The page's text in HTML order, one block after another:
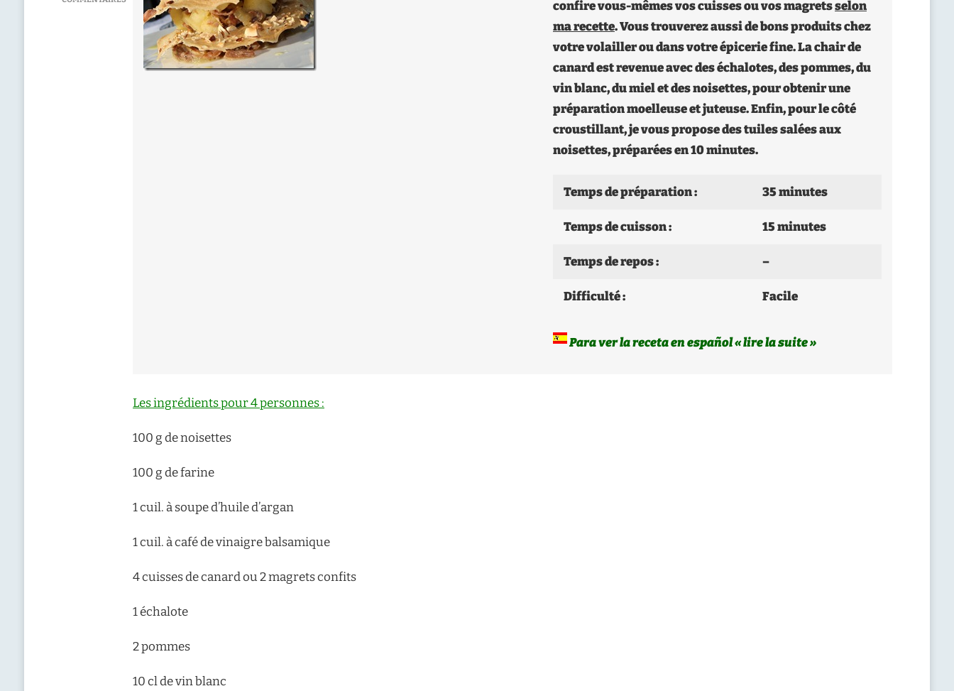
confire vous-mêmes vos cuisses ou vos magretsselon
ma recette. Vous trouverez aussi de bons produits chez
votre volailler ou dans votre épicerie fine. La chair de
canard est revenue avec des échalotes, des pommes, du
vin blanc, du miel et des noisettes, pour obtenir une
préparation moelleuse et juteuse. Enfin, pour le côté
croustillant, je vous propose des tuiles salées aux
noisettes, préparées en 10 minutes.
Temps de préparation : 35 minutes
Temps de cuisson : 15 minutes
Temps de repos : –
Difficulté : Facile
Para ver la receta en español « lire la suite »
Les ingrédients pour 4 personnes :
100 g de noisettes
100 g de farine
1 cuil. à soupe d’huile d’argan
1 cuil. à café de vinaigre balsamique
4 cuisses de canard ou 2 magrets confits
1 échalote
2 pommes
10 cl de vin blanc